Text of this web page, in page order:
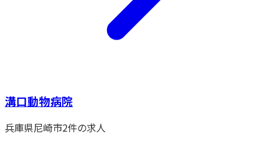
溝口動物病院
兵庫県尼崎市2件の求人